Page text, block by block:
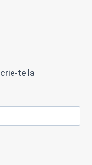
te la